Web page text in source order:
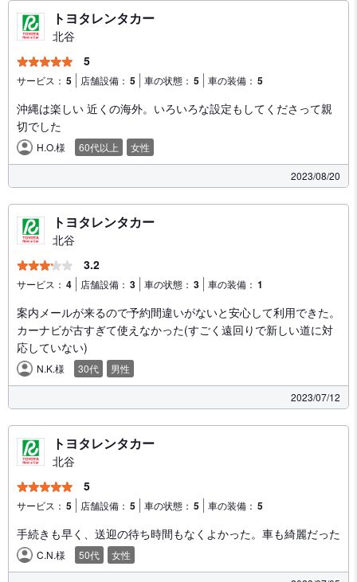
トヨタレンタカー
北谷
5
サービス： 5 店舗設備： 5 車の状態： 5 車の装備： 5
沖縄は楽しい 近くの海外。いろいろな設定もしてくださって親
切でした
H.O.様 60代以上 女性
2023/08/20
トヨタレンタカー
北谷
3.2
サービス： 4 店舗設備： 3 車の状態： 3 車の装備： 1
案内メールが来るので予約間違いがないと安心して利用できた。
カーナビが古すぎて使えなかった(すごく遠回りで新しい道に対
応していない)
N.K.様 30代 男性
2023/07/12
トヨタレンタカー
北谷
5
サービス： 5 店舗設備： 5 車の状態： 5 車の装備： 5
手続きも早く、送迎の待ち時間もなくよかった。車も綺麗だった
C.N.様 50代 女性